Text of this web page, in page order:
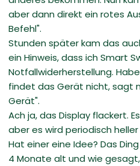
aber dann direkt ein rotes
Befehl".
Stunden später kam das
ein Hinweis, dass ich Smart
Notfallwiderherstellung.
findet das Gerät nicht, sagt
Gerät".
Ach ja, das Display flackert.
aber es wird periodisch heller
Hat einer eine Idee? Das
4 Monate alt und wie